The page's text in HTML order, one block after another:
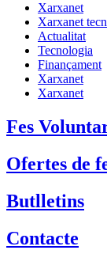
Xarxanet
Xarxanet
Actualitat
Tecnologia
Finançament
Xarxanet
Xarxanet
Fes
Ofertes de
Butlletins
Contacte